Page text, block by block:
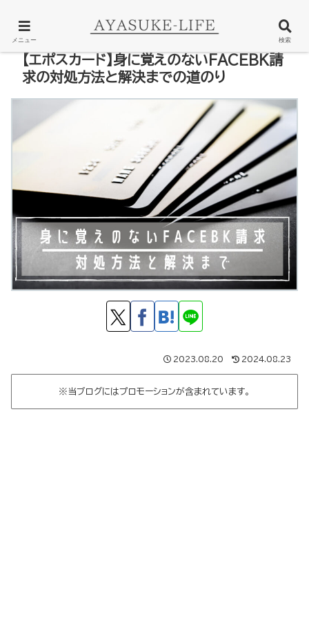
PR
【エポスカード】身に覚えのないFACEBK請
求の対処方法と解決までの道のり
2023.08.20 2024.08.23
※当ブログにはプロモーションが含まれています。
メニュー 検索